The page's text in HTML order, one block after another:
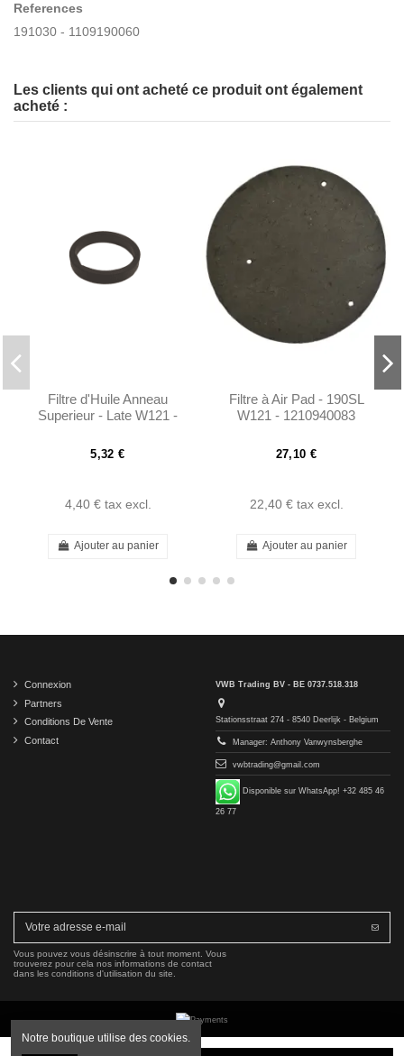
References
191030 - 1109190060
Les clients qui ont acheté ce produit ont également
acheté :
Filtre d'Huile Anneau
Superieur - Late W121 -
5,32 €
4,40 € tax excl.
Ajouter au panier
Filtre à Air Pad - 190SL
W121 - 1210940083
27,10 €
22,40 € tax excl.
Ajouter au panier
Connexion
Partners
Conditions De Vente
Contact
VWB Trading BV - BE 0737.518.318
Stationsstraat 274 - 8540 Deerlijk - Belgium
Manager: Anthony Vanwynsberghe
vwbtrading@gmail.com
Disponible sur WhatsApp! +32 485 46
26 77
Vous pouvez vous désinscrire à tout moment. Vous
trouverez pour cela nos informations de contact
dans les conditions d'utilisation du site.
Notre boutique utilise des cookies.